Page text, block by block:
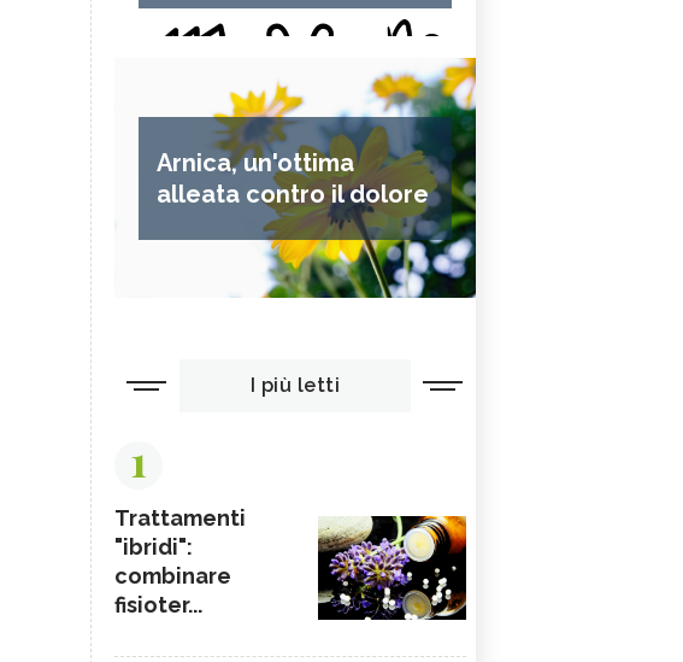
Arnica, un'ottima
alleata contro il dolore
I più letti
1
Trattamenti
"ibridi":
combinare
fisioter...